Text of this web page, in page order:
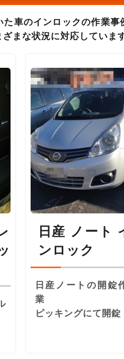
た車のインロックの作業
まな状況に対応しています
日産 ノート
ンロック
日産ノートの開錠
業
ピッキングにて開錠